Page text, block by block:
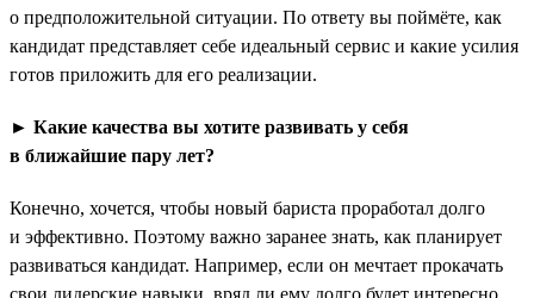
о предположительной ситуации. По ответу вы поймёте, как
кандидат представляет себе идеальный сервис и какие усилия
готов приложить для его реализации.
► Какие качества вы хотите развивать у себя
в ближайшие пару лет?
Конечно, хочется, чтобы новый бариста проработал долго
и эффективно. Поэтому важно заранее знать, как планирует
развиваться кандидат. Например, если он мечтает прокачать
свои лидерские навыки, вряд ли ему долго будет интересно